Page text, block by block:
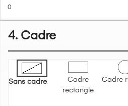
4. Cadre
Sans cadre
Cadre
rectangle
Cadre